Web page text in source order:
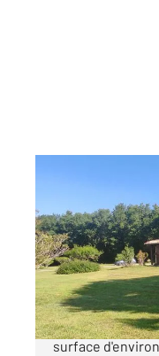
, 7
Ref : 5619
Maison à
253
SAINTES, en
surface d'environ